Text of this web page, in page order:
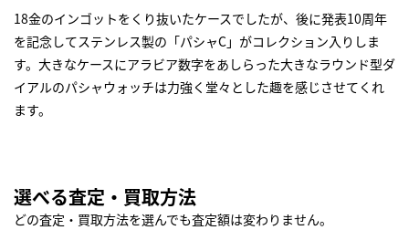
18金のインゴットをくり抜いたケースでしたが、後に発表10周年
を記念してステンレス製の「パシャC」がコレクション入りしま
す。大きなケースにアラビア数字をあしらった大きなラウンド型ダ
イアルのパシャウォッチは力強く堂々とした趣を感じさせてくれ
ます。
選べる査定・買取方法
どの査定・買取方法を選んでも査定額は変わりません。